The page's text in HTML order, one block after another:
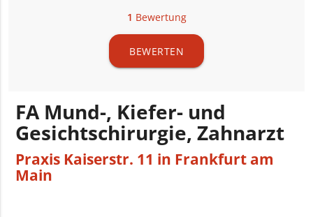
1 Bewertung
BEWERTEN
FA Mund-, Kiefer- und
Gesichtschirurgie, Zahnarzt
Praxis Kaiserstr. 11 in Frankfurt am
Main